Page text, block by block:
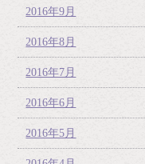
2016年9月
2016年8月
2016年7月
2016年6月
2016年5月